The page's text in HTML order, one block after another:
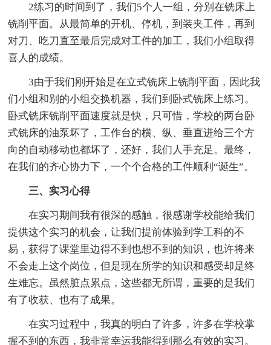
2练习的时间到了，我们5个人一组，分别在铣床上
铣削平面。从最简单的开机、停机，到装夹工件，再到
对刀、吃刀直至最后完成对工件的加工，我们小组取得
喜人的成绩。
3由于我们刚开始是在立式铣床上铣削平面，因此我
们小组和别的小组交换机器，我们到卧式铣床上练习。
卧式铣床铣削平面速度就是快，只可惜，学校的两台卧
式铣床的油泵坏了，工作台的横、纵、垂直进给三个方
向的自动移动也都坏了，还好，我们人手充足。最终，
在我们的齐心协力下，一个个合格的工件顺利“诞生”。
三、实习心得
在实习期间我有很深的感触，很感谢学校能给我们
提供这个实习的机会，让我们提前体验到学工科的不
易，获得了课堂里边得不到也想不到的知识，也许将来
不会走上这个岗位，但是现在所学的知识和感受却是终
生难忘。虽然脏点累点，这些都无所谓，重要的是我们
有了收获、也有了成果。
在实习过程中，我真的明白了许多，许多在学校掌
握不到的东西，我非常幸运我能得到那么有效的实习。